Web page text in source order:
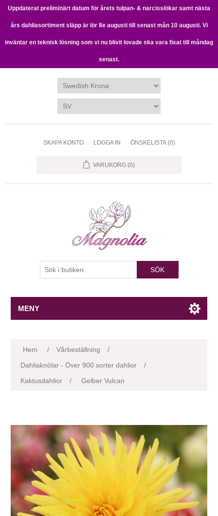
Uppdaterat preliminärt datum för årets tulpan- & narcisslökar samt nästa
års dahliasortiment släpp är lör 8e augusti till senast mån 10 augusti. Vi
inväntar en teknisk lösning som vi nu blivit lovade ska vara fixat till måndag
senast.
SKAPA KONTO LOGGA IN ÖNSKELISTA (0)
VARUKORG (0)
SÖK
MENY
Hem / Vårbeställning
/
Dahliaknölar - Över 900 sorter dahlior
/
Kaktusdahlior
/ Gelber Vulcan